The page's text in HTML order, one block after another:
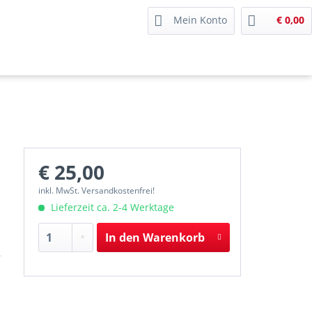
Mein Konto € 0,00
€ 25,00
inkl. MwSt. Versandkostenfrei!
Lieferzeit ca. 2-4 Werktage
In den Warenkorb